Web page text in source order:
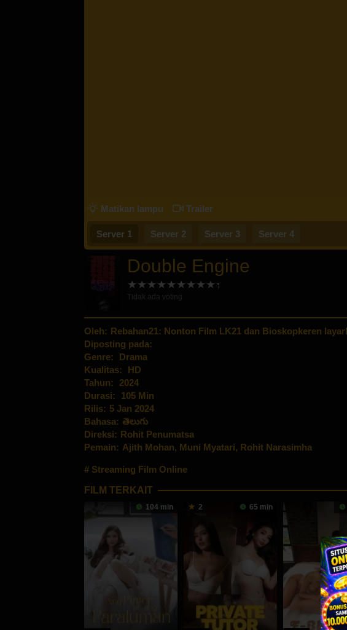
Matikan lampu Trailer
Server 1 Server 2 Server 3 Server 4
Double Engine
Tidak ada voting
Oleh: Rebahan21: Nonton Film LK21 dan Bioskopkeren
Diposting pada:
Genre:
Drama
Kualitas:
HD
Tahun:
2024
Durasi:
105 Min
Rilis: 5 Jan 2024
Bahasa: తెలుగు
Direksi: Rohit Penumatsa
Pemain: Ajith Mohan, Muni Myatari, Rohit Narasimha
Streaming Film Online
FILM TERKAIT
104 min 2 65 min